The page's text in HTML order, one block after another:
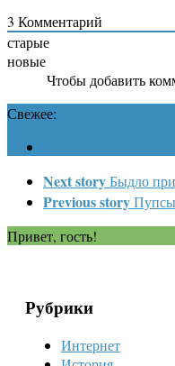
3 Комментарий
старые
новые
Чтобы добавить
Свежее:
Next storyБыдло
Previous story
Привет, гость!
Рубрики
Интернет